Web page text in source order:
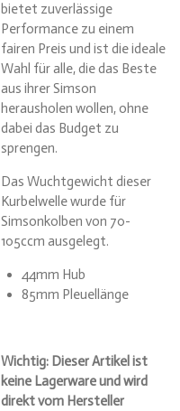
bietet zuverlässige
Performance zu einem
fairen Preis und ist die ideale
Wahl für alle, die das Beste
aus ihrer Simson
herausholen wollen, ohne
dabei das Budget zu
sprengen.
Das Wuchtgewicht dieser
Kurbelwelle wurde für
Simsonkolben von 70-
105ccm ausgelegt.
44mm Hub
85mm Pleuellänge
Wichtig: Dieser Artikel ist
keine Lagerware und wird
direkt vom Hersteller